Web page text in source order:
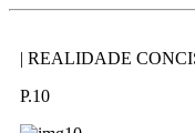
| REALIDADE
P.10